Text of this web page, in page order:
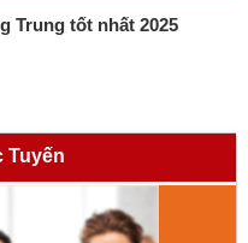
Trung tốt nhất 2025
Tuyến